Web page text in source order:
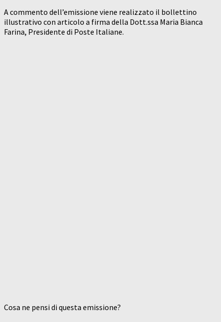
A commento dell’emissione viene realizzato il bollettino
illustrativo con articolo a firma della Dott.ssa Maria Bianca
Farina, Presidente di Poste Italiane.
Cosa ne pensi di questa emissione?